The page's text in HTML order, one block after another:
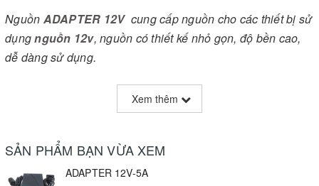
Nguồn ADAPTER 12Vcung cấp nguồn cho các thiết bị sử
dụngnguồn 12v, nguồn có thiết kế nhỏ gọn, độ bền cao,
dễ dàng sử dụng.
- Điện áp đầu vào : 100V-240VAC
- Điện áp đầu ra : 12VDC
- Kiểu đầu ra : Jack DC
Xem thêm
SẢN PHẨM BẠN VỪA XEM
ADAPTER 12V-5A